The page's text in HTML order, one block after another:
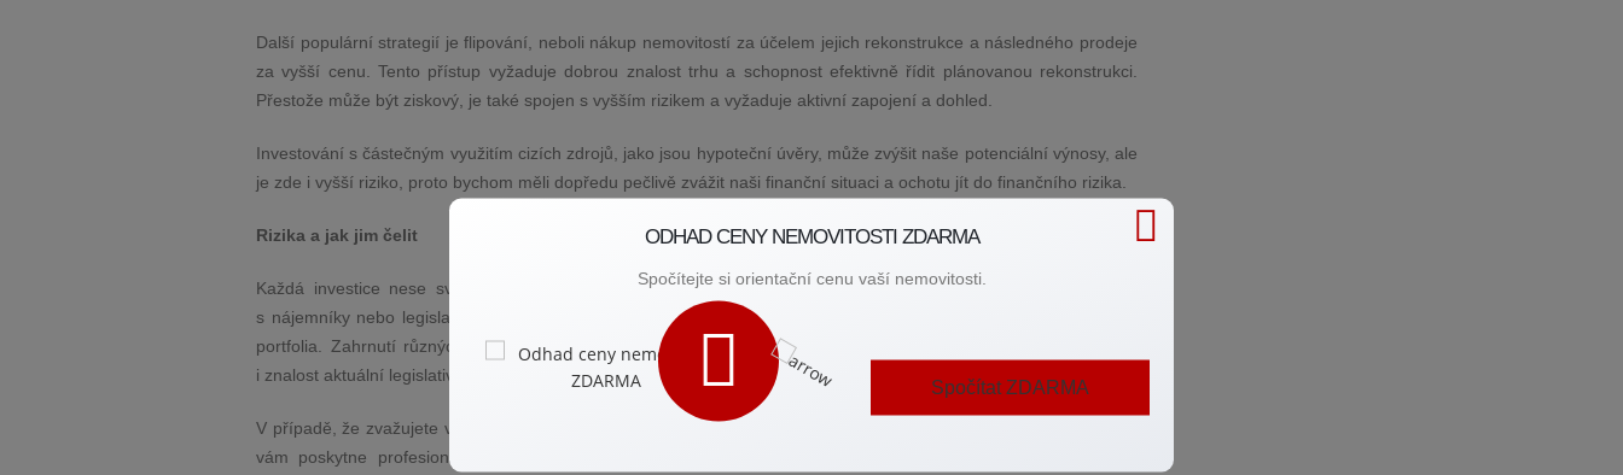
Další populární strategií je flipování, neboli nákup nemovitostí za účelem jejich rekonstrukce a následného prodeje
za vyšší cenu. Tento přístup vyžaduje dobrou znalost trhu a schopnost efektivně řídit plánovanou rekonstrukci.
Přestože může být ziskový, je také spojen s vyšším rizikem a vyžaduje aktivní zapojení a dohled.
Investování s částečným využitím cizích zdrojů, jako jsou hypoteční úvěry, může zvýšit naše potenciální výnosy, ale
je zde i vyšší riziko, proto bychom měli dopředu pečlivě zvážit naši finanční situaci a ochotu jít do finančního rizika.
Rizika a jak jim čelit
Každá investice nese svá rizika a trh nemovitostí není výjimkou. Mezi hlavní výzvy patří například problémy
s nájemníky nebo legislativní změny. Klíčem k minimalizaci rizik je důkladná příprava a diverzifikace investičního
portfolia. Zahrnutí různých typů nemovitostí a lokalit může také pomoci rozložit potenciální rizika. A důležitá je
i znalost aktuální legislativy a tržních trendů.
V případě, že zvažujete vstup na realitní trh, je klíčové mít po boku spolehlivého partnera. Zkušený realitní makléř
vám poskytne profesionální poradenství, pomůže vám překonávat výzvy realitního trhu a zvýší vaše šance
ODHAD CENY NEMOVITOSTI ZDARMA
Spočítejte si orientační cenu vaší nemovitosti.
Spočítat ZDARMA